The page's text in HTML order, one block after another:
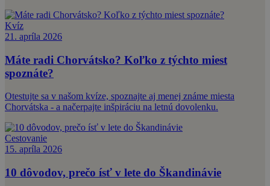
Kvíz
21. apríla 2026
Máte radi Chorvátsko? Koľko z týchto miest
spoznáte?
Otestujte sa v našom kvíze, spoznajte aj menej známe miesta
Chorvátska - a načerpajte inšpiráciu na letnú dovolenku.
Cestovanie
15. apríla 2026
10 dôvodov, prečo ísť v lete do Škandinávie